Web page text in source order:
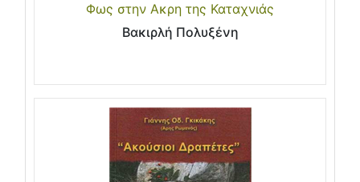
Φως στην Ακρη της Καταχνιάς
Βακιρλή Πολυξένη